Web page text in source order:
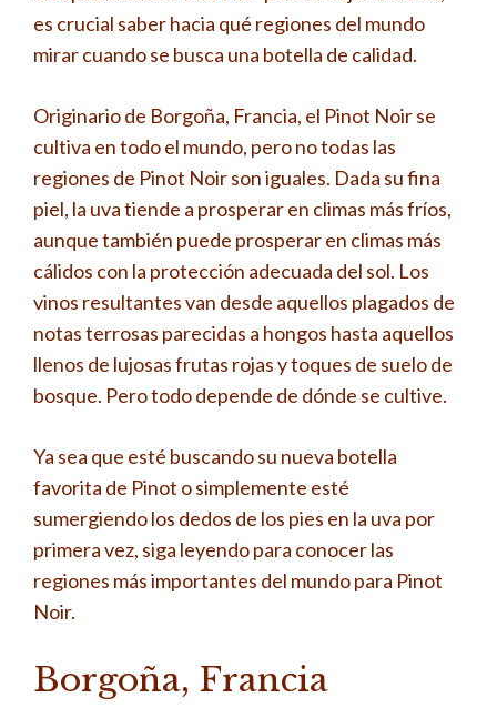
es crucial saber hacia qué regiones del mundo
mirar cuando se busca una botella de calidad.
Originario de Borgoña, Francia, el Pinot Noir se
cultiva en todo el mundo, pero no todas las
regiones de Pinot Noir son iguales. Dada su fina
piel, la uva tiende a prosperar en climas más fríos,
aunque también puede prosperar en climas más
cálidos con la protección adecuada del sol. Los
vinos resultantes van desde aquellos plagados de
notas terrosas parecidas a hongos hasta aquellos
llenos de lujosas frutas rojas y toques de suelo de
bosque. Pero todo depende de dónde se cultive.
Ya sea que esté buscando su nueva botella
favorita de Pinot o simplemente esté
sumergiendo los dedos de los pies en la uva por
primera vez, siga leyendo para conocer las
regiones más importantes del mundo para Pinot
Noir.
Borgoña, Francia